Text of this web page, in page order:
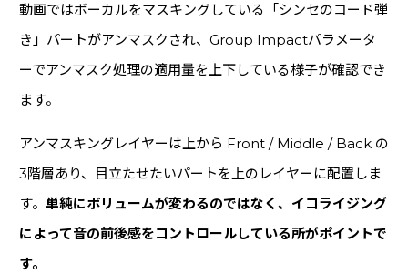
動画ではボーカルをマスキングしている「シンセのコード弾
き」パートがアンマスクされ、Group Impactパラメータ
ーでアンマスク処理の適用量を上下している様子が確認でき
ます。
アンマスキングレイヤーは上から Front / Middle / Back の
3階層あり、目立たせたいパートを上のレイヤーに配置しま
す。 単純にボリュームが変わるのではなく、イコライジング
によって音の前後感をコントロールしている所がポイントで
す。